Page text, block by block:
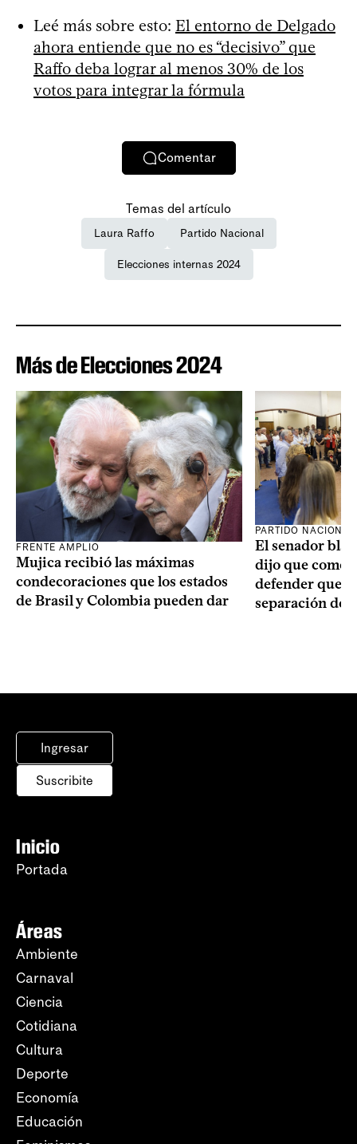
Leé más sobre esto: El entorno de Delgado
ahora entiende que no es “decisivo” que
Raffo deba lograr al menos 30% de los
votos para integrar la fórmula
Comentar
Temas del artículo
Laura Raffo Partido Nacional
Elecciones internas 2024
Más de Elecciones 2024
FRENTE AMPLIO
Mujica recibió las máximas
condecoraciones que los estados
de Brasil y Colombia pueden dar
PARTIDO NACIONAL
El senador
dijo que como
defender que
separación de
Ingresar
Suscribite
Inicio
Portada
Áreas
Ambiente
Carnaval
Ciencia
Cotidiana
Cultura
Deporte
Economía
Educación